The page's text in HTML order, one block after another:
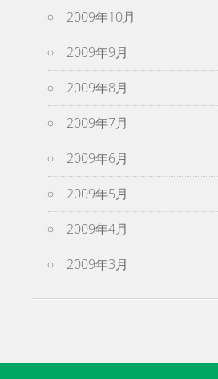
2009年10月
2009年9月
2009年8月
2009年7月
2009年6月
2009年5月
2009年4月
2009年3月